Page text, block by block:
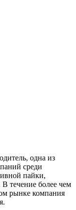
одна из
среди
пайки,
В течение более чем
рынке компания